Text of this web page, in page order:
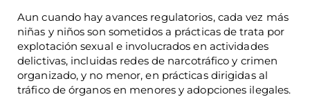
Aun cuando hay avances regulatorios, cada vez más
niñas y niños son sometidos a prácticas de trata por
explotación sexual e involucrados en actividades
delictivas, incluidas redes de narcotráfico y crimen
organizado, y no menor, en prácticas dirigidas al
tráfico de órganos en menores y adopciones ilegales.